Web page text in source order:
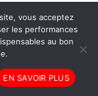
vous acceptez
les performances
au bon
EN SAVOIR PLUS